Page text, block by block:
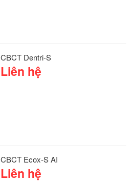
CBCT Dentri-S
Liên hệ
CBCT Ecox-S AI
Liên hệ